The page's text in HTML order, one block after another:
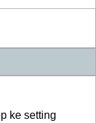
ke setting